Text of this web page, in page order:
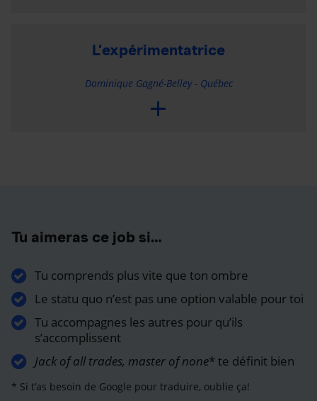
L’expérimentatrice
Dominique Gagné-Belley - Québec
Tu aimeras ce job si…
Tu comprends plus vite que ton ombre
Le statu quo n’est pas une option valable pour toi
Tu accompagnes les autres pour qu’ils
s’accomplissent
Jack of all trades, master of none* te définit bien
* Si t’as besoin de Google pour traduire, oublie ça!